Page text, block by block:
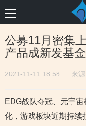
公募11月密集
产品成新发基
2021-11-11 18:58 来源
EDG战队夺冠、元宇
化，游戏板块近期持续